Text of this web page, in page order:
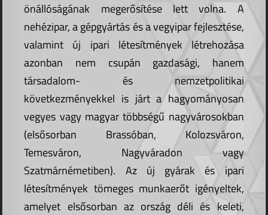
önállóságának megerősítése lett volna. A
nehézipar, a gépgyártás és a vegyipar fejlesztése,
valamint új ipari létesítmények létrehozása
azonban nem csupán gazdasági, hanem
társadalom- és nemzetpolitikai
következményekkel is járt a hagyományosan
vegyes vagy magyar többségű nagyvárosokban
(elsősorban Brassóban, Kolozsváron,
Temesváron, Nagyváradon vagy
Szatmárnémetiben). Az új gyárak és ipari
létesítmények tömeges munkaerőt igényeltek,
amelyet elsősorban az ország déli és keleti,